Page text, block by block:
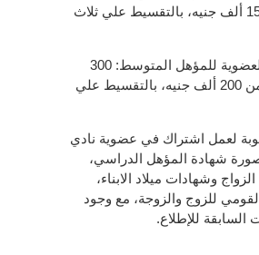
جنيه بدلاً من 150 ألف جنيه، بالتقسيط علي ثلاث
سعر اشتراك العضوية للمؤهل المتوسط: 300
الف جنيه بدلاً من 200 ألف جنيه، بالتقسيط علي
لعمل اشتراك في عضوية نادي
شهادة المؤهل الدراسي،
وشهادات ميلاد الابناء،
للزوج والزوجة، مع وجود
السابقة للإطلاع.